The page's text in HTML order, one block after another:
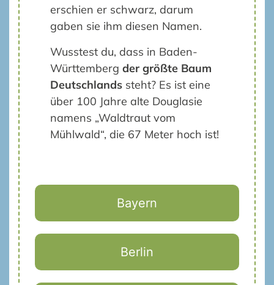
erschien er schwarz, darum
gaben sie ihm diesen Namen.
Wusstest du, dass in Baden-
Württemberg der größte Baum
Deutschlands steht? Es ist eine
über 100 Jahre alte Douglasie
namens „Waldtraut vom
Mühlwald“, die 67 Meter hoch ist!
Bayern
Berlin